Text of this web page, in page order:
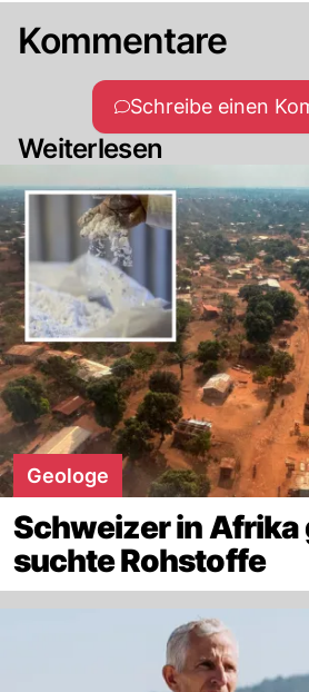
Kommentare
Schreibe einen
Weiterlesen
Geologe
Schweizer in Afrika
suchte Rohstoffe